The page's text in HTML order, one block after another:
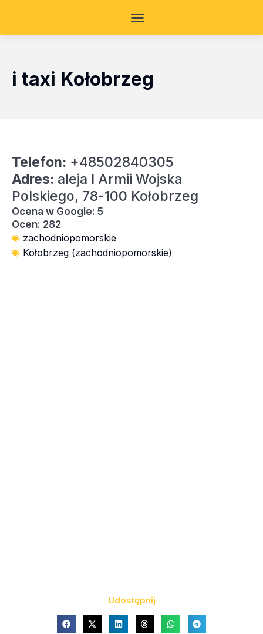
i taxi Kołobrzeg
Telefon: +48502840305
Adres: aleja I Armii Wojska
Polskiego, 78-100 Kołobrzeg
Ocena w Google: 5
Ocen: 282
zachodniopomorskie
Kołobrzeg (zachodniopomorskie)
Udostępnij